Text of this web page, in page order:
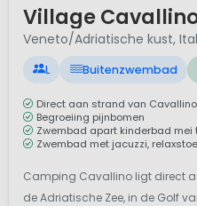
Village
Veneto/Adriatische kust,
L Buitenzwembad
Direct aan strand van Cavallino
Begroeiing pijnbomen
Zwembad apart kinderbad mei
Zwembad met jacuzzi,
Camping Cavallino ligt direct
de Adriatische Zee, in de Golf